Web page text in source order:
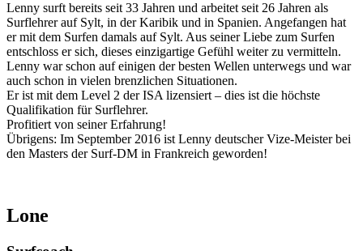
Lenny surft bereits seit 33 Jahren und arbeitet seit 26 Jahren als
Surflehrer auf Sylt, in der Karibik und in Spanien. Angefangen hat
er mit dem Surfen damals auf Sylt. Aus seiner Liebe zum Surfen
entschloss er sich, dieses einzigartige Gefühl weiter zu vermitteln.
Lenny war schon auf einigen der besten Wellen unterwegs und war
auch schon in vielen brenzlichen Situationen.
Er ist mit dem Level 2 derISA lizensiert – dies ist die höchste
Qualifikation für Surflehrer.
Profitiert von seiner Erfahrung!
Übrigens: Im September 2016 ist Lenny deutscher Vize-Meister bei
den Masters der Surf-DM in Frankreich geworden!
Lone